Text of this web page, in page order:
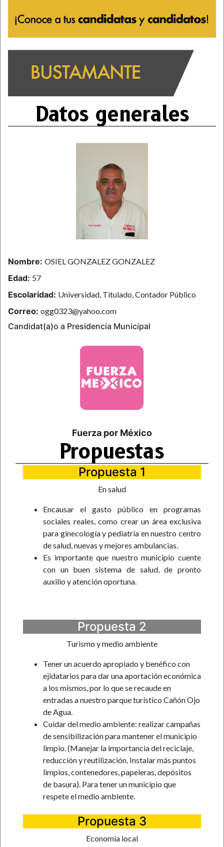
Datos generales
Nombre: OSIEL GONZALEZ GONZALEZ
Edad: 57
Escolaridad: Universidad, Titulado, Contador Público
Correo: ogg0323@yahoo.com
Candidat(a)o a Presidencia Municipal
Fuerza por México
Propuestas
Propuesta 1
En salud
Encausar el gasto público en programas
sociales reales, como crear un área exclusiva
para ginecología y pediatría en nuestro centro
de salud, nuevas y mejores ambulancias.
Es importante que nuestro municipio cuente
con un buen sistema de salud, de pronto
auxilio y atención oportuna.
Propuesta 2
Turismo y medio ambiente
Tener un acuerdo apropiado y benéfico con
ejidatarios para dar una aportación económica
a los mismos, por lo que se recaude en
entradas a nuestro parque turístico Cañón Ojo
de Agua.
Cuidar del medio ambiente: realizar campañas
de sensibilización para mantener el municipio
limpio. (Manejar la importancia del reciclaje,
reducción y reutilización. Instalar más puntos
limpios, contenedores, papeleras, depósitos
de basura). Para tener un municipio que
respete el medio ambiente.
Propuesta 3
Economía local